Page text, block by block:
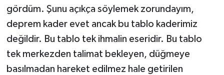
gördüm. Şunu açıkça söylemek zorundayım,
deprem kader evet ancak bu tablo kaderimiz
değildir. Bu tablo tek ihmalin eseridir. Bu tablo
tek merkezden talimat bekleyen, düğmeye
basılmadan hareket edilmez hale getirilen